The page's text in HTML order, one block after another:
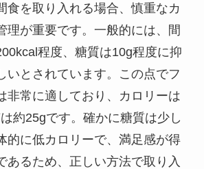
食を取り入れる場合、慎重なカ
理が重要です。一般的には、間
程度、糖質は10g程度に抑
いとされています。この点でフ
非常に適しており、カロリーは
約25gです。確かに糖質は少し
的に低カロリーで、満足感が得
あるため、正しい方法で取り入